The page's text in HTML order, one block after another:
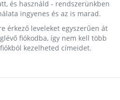
és használd - rendszerünkben
ingyenes és az is marad.
érkező leveleket egyszerűen át
fiókodba, így nem kell több
kezelheted címeidet.